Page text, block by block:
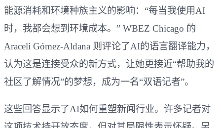
能源消耗和环境种族主义的影响：“每当我使用AI
时，我都会想到环境成本。” WBEZ Chicago 的
Araceli Gómez-Aldana 则评论了AI的语言翻译能力，
认为这是连接受众的新方式，让她更接近“帮助我的
社区了解情况”的梦想，成为一名“双语记者”。
这些回答显示了AI如何重塑新闻行业。许多记者对